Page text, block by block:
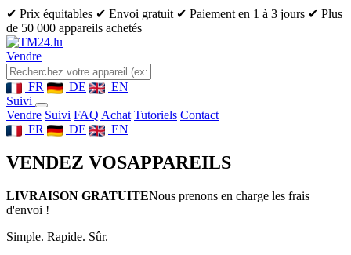
✔ Prix équitables ✔ Envoi gratuit ✔ Paiement en 1 à 3 jours ✔ Plus
de 50 000 appareils achetés
Vendre
FR DE
EN
Suivi
Vendre Suivi FAQ Achat Tutoriels Contact
FR
DE EN
VENDEZ VOSAPPAREILS
LIVRAISON GRATUITENous prenons en charge les frais
d'envoi !
Simple. Rapide. Sûr.